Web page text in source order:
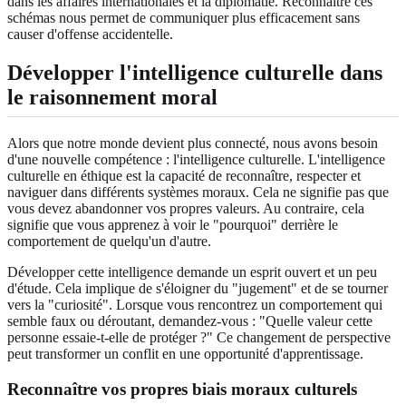
schémas nous permet de communiquer plus efficacement sans
causer d'offense accidentelle.
Développer l'intelligence culturelle dans
le raisonnement moral
Alors que notre monde devient plus connecté, nous avons besoin
d'une nouvelle compétence : l'intelligence culturelle. L'intelligence
culturelle en éthique est la capacité de reconnaître, respecter et
naviguer dans différents systèmes moraux. Cela ne signifie pas que
vous devez abandonner vos propres valeurs. Au contraire, cela
signifie que vous apprenez à voir le "pourquoi" derrière le
comportement de quelqu'un d'autre.
Développer cette intelligence demande un esprit ouvert et un peu
d'étude. Cela implique de s'éloigner du "jugement" et de se tourner
vers la "curiosité". Lorsque vous rencontrez un comportement qui
semble faux ou déroutant, demandez-vous : "Quelle valeur cette
personne essaie-t-elle de protéger ?" Ce changement de perspective
peut transformer un conflit en une opportunité d'apprentissage.
Reconnaître vos propres biais moraux culturels